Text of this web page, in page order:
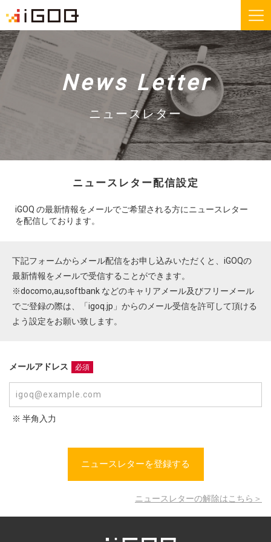
iGOQとは？ お知らせ
FAQ お問い合わせ
機能紹介
無料会員登録
ニュースレターを登録する
取材のご依頼、プレス関連についてはこちらから
お問い合わせ
News Letter
ニュースレター
ニュースレター配信設定
iGOQ の最新情報をメールでご希望される方にニュースレター
を配信しております。
下記フォームからメール配信をお申し込みいただくと、iGOQの
最新情報をメールで受信することができます。
※docomo,au,softbank などのキャリアメール及びフリーメール
でご登録の際は、「igoq.jp」からのメール受信を許可して頂ける
よう設定をお願い致します。
メールアドレス 必須
※ 半角入力
ニュースレターの解除はこちら＞